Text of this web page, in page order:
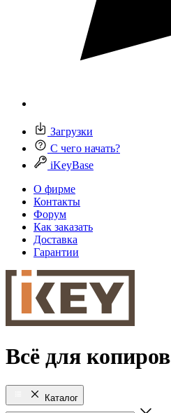
Загрузки
С чего начать?
iKeyBase
О фирме
Контакты
Форум
Как заказать
Доставка
Гарантии
Всё для
Каталог